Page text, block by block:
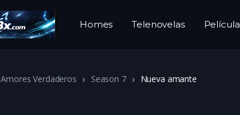
Homes Telenovelas Película
Amores Verdaderos Season 7 Nueva amante